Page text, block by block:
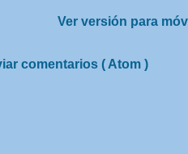
Ver versión para
comentarios ( Atom )